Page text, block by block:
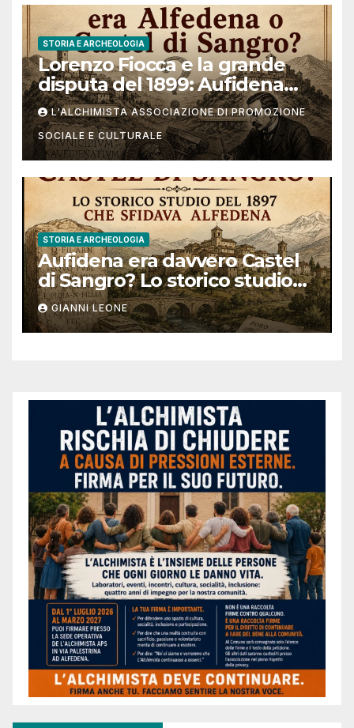
STORIA E ARCHEOLOGIA
Lorenzo Fiocca e la grande
disputa del 1899: Aufidena
era Alfedena o Castel di
Sangro?
L'ALCHIMISTA ASSOCIAZIONE DI PROMOZIONE
SOCIALE E CULTURALE
STORIA E ARCHEOLOGIA
Aufidena era davvero Castel
di Sangro? Lo storico studio
del 1897 che sfidava Alfedena
GIANNI LEONE